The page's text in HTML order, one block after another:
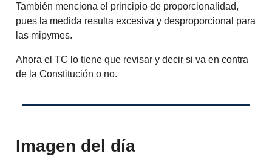
También menciona el principio de proporcionalidad,
pues la medida resulta excesiva y desproporcional para
las mipymes.
Ahora el TC lo tiene que revisar y decir si va en contra
de la Constitución o no.
Imagen del día